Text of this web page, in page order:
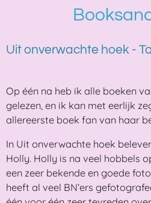
de
Uit onverwachte hoek -
Op één na heb ik alle boeken
gelezen, en ik kan met eerlijk
allereerste boek fan van haar
In Uit onverwachte hoek
Holly. Holly is na veel hobbels
een zeer bekende en goede
heeft al veel BN’ers